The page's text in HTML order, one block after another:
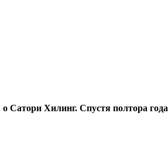
Сатори Хилинг. Спустя полтора года